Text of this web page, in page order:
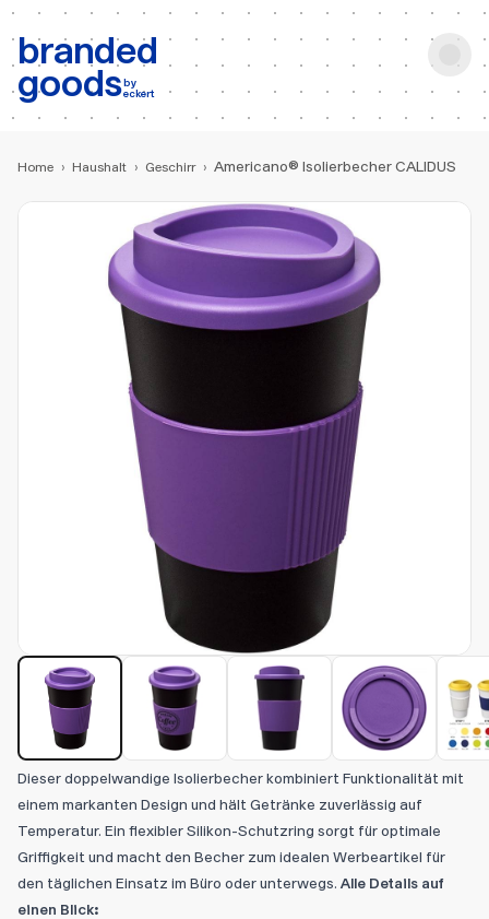
branded
goodsby
eckert
b: Produktsuche
Home › Haushalt › Geschirr › Americano® Isolierbecher CALIDUS
Dieser doppelwandige Isolierbecher kombiniert Funktionalität mit
einem markanten Design und hält Getränke zuverlässig auf
Temperatur. Ein flexibler Silikon-Schutzring sorgt für optimale
Griffigkeit und macht den Becher zum idealen Werbeartikel für
den täglichen Einsatz im Büro oder unterwegs. Alle Details auf
einen Blick: